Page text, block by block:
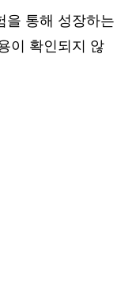
을 통해 성장하는
이 확인되지 않